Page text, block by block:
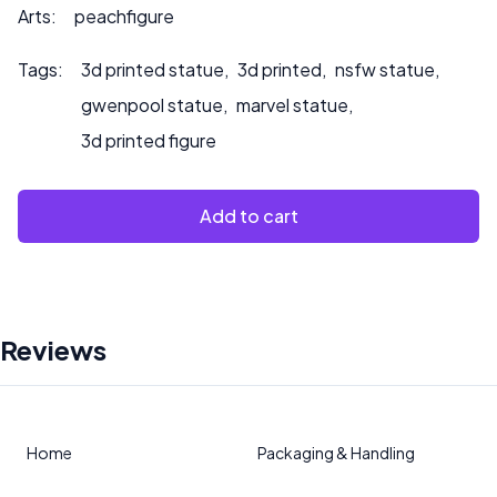
oder wenn Sie möchten, dass wir das Produkt bemalen.
Arts: peachfigure
Tags: 3d printed statue, 3d printed, nsfw statue,
gwenpool statue, marvel statue,
3d printed figure
Add to cart
Reviews
Home Packaging & Handling